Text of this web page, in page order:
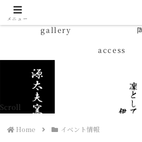
Scroll
gallery
access
Home イベント情報
メニュー